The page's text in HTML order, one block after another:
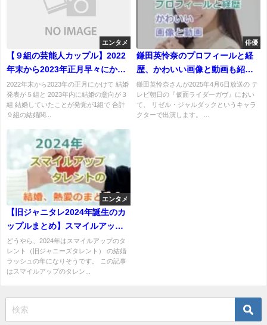
エンタメ
【９組の芸能人カップル】2022
年末から2023年正月早々にかけ
ての結婚報道ラッシュのまと
め！
2022年末から2023年の正月にかけて 結婚
発表が５組と 2023年内に結婚の意向が３
組 結婚していたことが発覚が1組で 合計
９組の結婚関...
俳優
鎌田英怜奈のプロフィールと経
歴、かわいい画像と動画も紹
介！どこの高校に進学予定？
鎌田英怜奈さんが2025年4月6日放送の テ
レビ朝日の『仮面ライダーガヴ』におい
て、 リゼル・ジャルダックというキャラ
クターで出演します。 ...
エンタメ
【旧ジャニタレ2024年誕生のカ
ップルまとめ】スマイルアップ
のタレントが結婚ラッシュで
す。熱愛、交際発覚も！
どうやら、2024年はスマイルアップのタ
レント（旧ジャニーズタレント） の結婚
ラッシュの年になりそうです。 この記事
はスマイルアップのタレン...